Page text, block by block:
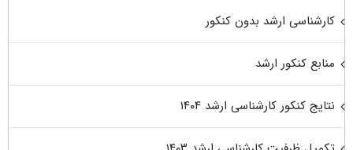
کارشناسی ارشد بدون کنکور
منابع کنکور ارشد
نتایج کنکور کارشناسی ارشد ۱۴۰۴